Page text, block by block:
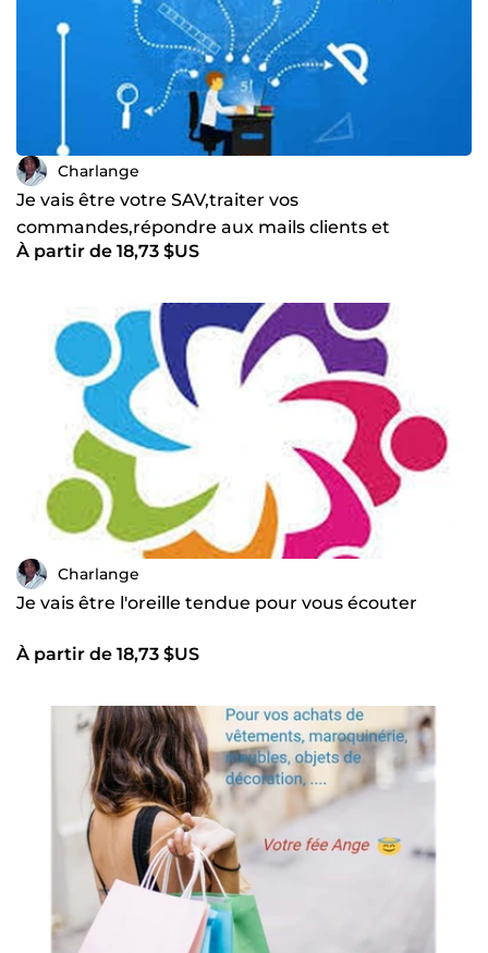
Charlange
Je vais être votre SAV,traiter vos
commandes,répondre aux mails clients et
partenaires, suivre vos commandes
À partir de 18,73 $US
Charlange
Je vais être l'oreille tendue pour vous écouter
À partir de 18,73 $US